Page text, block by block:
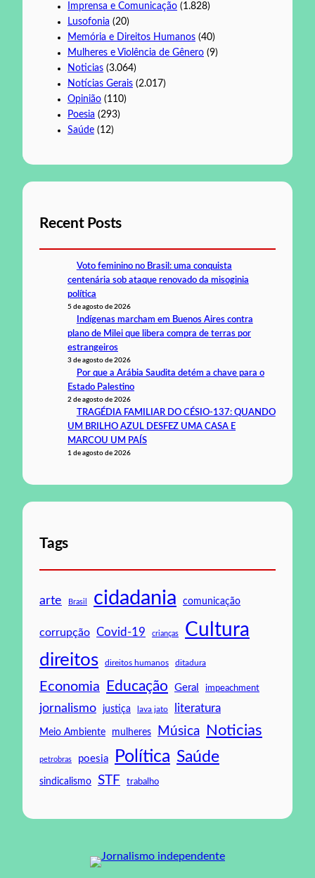
Imprensa e Comunicação (1.828)
Lusofonia (20)
Memória e Direitos Humanos (40)
Mulheres e Violência de Gênero (9)
Noticias (3.064)
Notícias Gerais (2.017)
Opinião (110)
Poesia (293)
Saúde (12)
Recent Posts
Voto feminino no Brasil: uma conquista
centenária sob ataque renovado da misoginia
política
5 de agosto de 2026
Indígenas marcham em Buenos Aires contra
plano de Milei que libera compra de terras por
estrangeiros
3 de agosto de 2026
Por que a Arábia Saudita detém a chave para o
Estado Palestino
2 de agosto de 2026
TRAGÉDIA FAMILIAR DO CÉSIO-137: QUANDO
UM BRILHO AZUL DESFEZ UMA CASA E
MARCOU UM PAÍS
1 de agosto de 2026
Tags
arte Brasil cidadania comunicação
corrupção Covid-19 crianças Cultura
direitos direitos humanos ditadura
Economia Educação Geral impeachment
jornalismo justiça lava jato literatura
Meio Ambiente mulheres Música Noticias
petrobras poesia Política Saúde
sindicalismo STF trabalho